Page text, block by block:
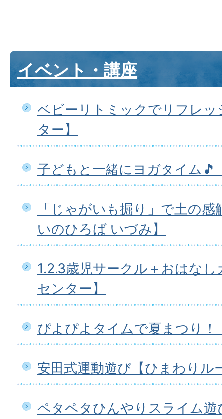
イベント・講座
ベビーリトミックでリフレ
ター】
子どもと一緒にヨガタイム🎵
「じゃがいも掘り」で土の
いのひろば いづみ】
1.2.3歳児サークル＋おはな
センター】
ぴよぴよタイムで夏まつり！
安田式運動遊び【ひまわりル
ペタペタひんやりスライム